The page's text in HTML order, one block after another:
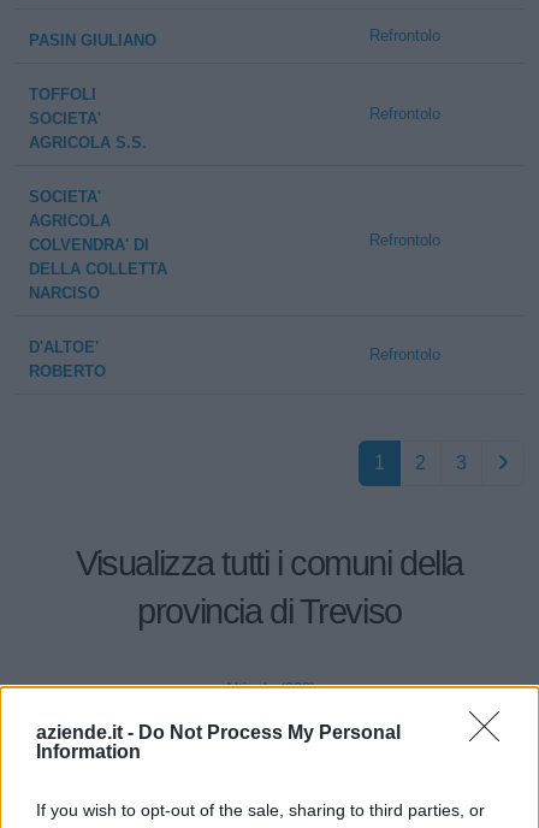
aziende.it - Do Not Process My Personal
Information
If you wish to opt-out of the sale, sharing to third parties, or
PASIN GIULIANO Refrontolo
TOFFOLI
SOCIETA'
AGRICOLA S.S.
Refrontolo
SOCIETA'
AGRICOLA
COLVENDRA' DI
DELLA COLLETTA
NARCISO
Refrontolo
D'ALTOE'
ROBERTO
Refrontolo
1 2 3
Visualizza tutti i comuni della
provincia di Treviso
Altivole (230)
Arcade (80)
Borso del Grappa (128)